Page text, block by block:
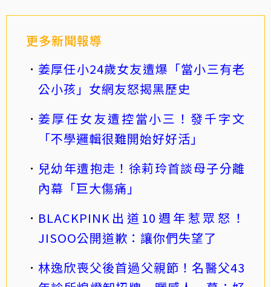
更多新聞報導
姜厚任小24歲女友遭爆「當小三有老
公小孩」女網友怒揭黑歷史
姜厚任女友遭控當小三！發千字文
「不學邏輯很難開始好好活」
兒幼年遭抱走！徐莉玲首談母子分離
內幕「巨大傷痛」
BLACKPINK出道10週年惹眾怒！
JISOO公開道歉：讓你們失望了
林逸欣喪父後首過父親節！名醫父43